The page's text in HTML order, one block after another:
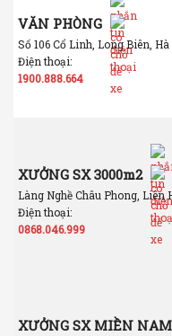
VĂN PHÒNG
Số 106 Cổ Linh, Long Biên,
Điện thoại:
1900.888.664
XƯỞNG SX 3000m2
Làng Nghề Châu Phong, Liên
Điện thoại:
0868.046.999
XƯỞNG SX MIỀN NAM